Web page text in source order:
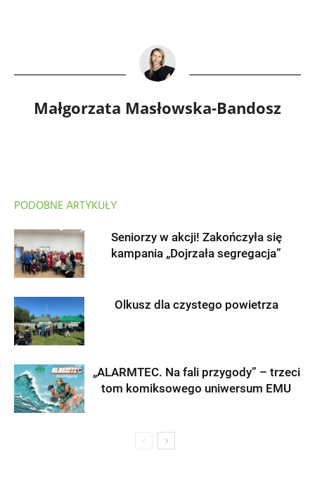
Małgorzata Masłowska-Bandosz
PODOBNE ARTYKUŁY
Seniorzy w akcji! Zakończyła się
kampania „Dojrzała segregacja”
Olkusz dla czystego powietrza
„ALARMTEC. Na fali przygody” – trzeci
tom komiksowego uniwersum EMU